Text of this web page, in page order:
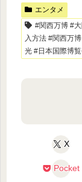
エンタメ
#関西万博 #
入方法 #関西万
光 #日本国際博
X
Pocket